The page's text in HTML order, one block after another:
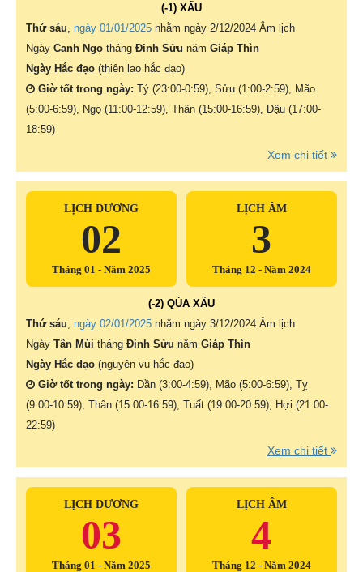
(-1) XẤU
Thứ sáu ngày 01/01/2025 nhằm ngày 2/12/2024 Âm lịch
Ngày Canh Ngọ tháng Đinh Sửu năm Giáp Thìn
Ngày Hắc đạo (thiên lao hắc đạo)
Giờ tốt trong ngày: Tý (23:00-0:59), Sửu (1:00-2:59), Mão
(5:00-6:59), Ngọ (11:00-12:59), Thân (15:00-16:59), Dậu (17:00-
18:59)
Xem chi tiết
LỊCH DƯƠNG
02
Tháng 01 - Năm 2025
LỊCH ÂM
3
Tháng 12 - Năm 2024
(-2) QÚA XẤU
Thứ sáu ngày 02/01/2025 nhằm ngày 3/12/2024 Âm lịch
Ngày Tân Mùi tháng Đinh Sửu năm Giáp Thìn
Ngày Hắc đạo (nguyên vu hắc đạo)
Giờ tốt trong ngày: Dần (3:00-4:59), Mão (5:00-6:59), Tỵ
(9:00-10:59), Thân (15:00-16:59), Tuất (19:00-20:59), Hợi (21:00-
22:59)
Xem chi tiết
LỊCH DƯƠNG
03
Tháng 01 - Năm 2025
LỊCH ÂM
4
Tháng 12 - Năm 2024